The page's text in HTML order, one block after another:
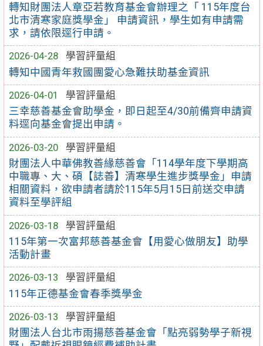
轉知財團法人章亞若教育基金會辦理之「 115年度台
北市清寒家庭獎學金」 申請資訊，學生如有申請需
求，請依限逕行申請。
2026-04-28
學習評量組
轉知中國青年救國團愛心急難扶助基金資訊
2026-04-01
學習評量組
三幸慈善基金會助學金，即日起至4/30前備齊申請資
料逕向基金會提出申請。
2026-03-20
學習評量組
財團法人中華佛教善緣慈善會「114學年度下學期高
中職專、大、碩【誌善】清寒學生進步獎學金」申請
相關資料，欲申請者請於115年5月15日前送交申請
資料至學評組
2026-03-18
學習評量組
115年第一次富邦慈善基金會【用愛心做朋友】助學
活動計畫
2026-03-13
學習評量組
115年正德基金會春季獎學金
2026-03-13
學習評量組
財團法人台北市雨揚慈善基金會「點亮弱勢學子新視